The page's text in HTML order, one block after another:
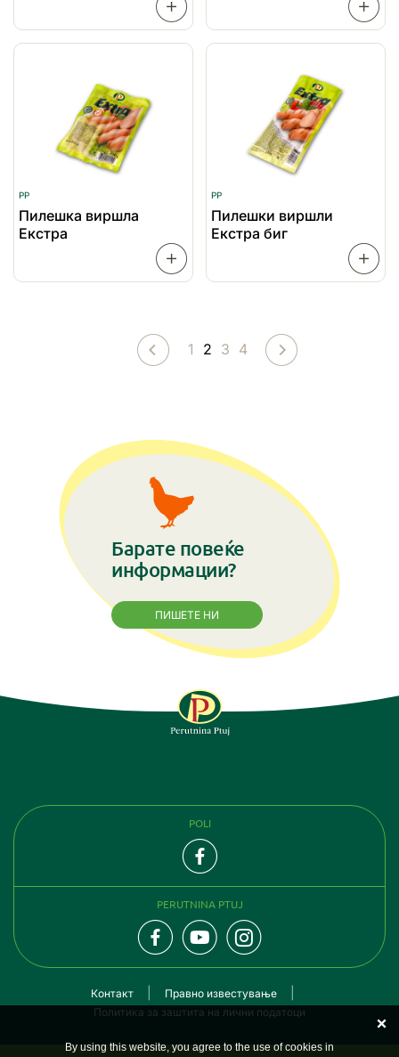
ПОВЕЌЕ
PP
Пилешка виршла
Екстра
PP
Пилешки виршли
Екстра биг
1 2 3 4
Барате повеќе
информации?
ПИШЕТЕ НИ
POLI
PERUTNINA PTUJ
Контакт
Правно известување
Политика за заштита на лични податоци
By using this website, you agree to the use of cookies in